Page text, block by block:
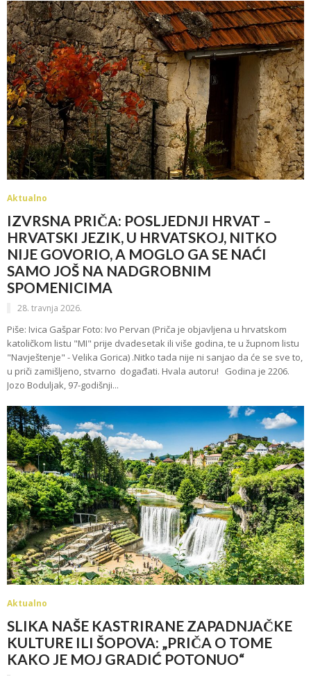
Aktualno
IZVRSNA PRIČA: POSLJEDNJI HRVAT –
HRVATSKI JEZIK, U HRVATSKOJ, NITKO
NIJE GOVORIO, A MOGLO GA SE NAĆI
SAMO JOŠ NA NADGROBNIM
SPOMENICIMA
28. travnja 2026.
Piše: Ivica Gašpar Foto: Ivo Pervan (Priča je objavljena u hrvatskom
katoličkom listu "MI" prije dvadesetak ili više godina, te u župnom listu
"Navještenje" - Velika Gorica) .Nitko tada nije ni sanjao da će se sve to,
u priči zamišljeno, stvarno događati. Hvala autoru! Godina je 2206.
Jozo Boduljak, 97-godišnji...
Aktualno
SLIKA NAŠE KASTRIRANE ZAPADNJAČKE
KULTURE ILI ŠOPOVA: „PRIČA O TOME
KAKO JE MOJ GRADIĆ POTONUO“